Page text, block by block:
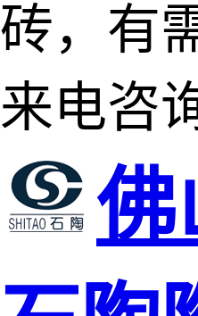
砖，有
来电咨
佛